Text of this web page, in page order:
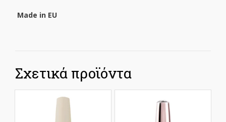
Made in EU
Σχετικά προϊόντα